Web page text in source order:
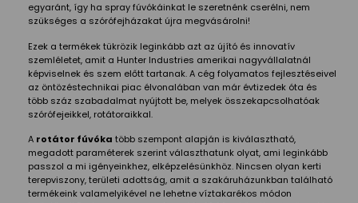
egyaránt, így ha spray fúvókáinkat le szeretnénk cserélni, nem
szükséges a szórófejházakat újra megvásárolni!
Ezek a termékek tükrözik leginkább azt az újító és innovatív
szemléletet, amit a Hunter Industries amerikai nagyvállalatnál
képviselnek és szem előtt tartanak. A cég folyamatos fejlesztéseivel
az öntözéstechnikai piac élvonalában van már évtizedek óta és
több száz szabadalmat nyújtott be, melyek összekapcsolhatóak
szórófejeikkel, rotátoraikkal.
A rotátor fúvóka több szempont alapján is kiválasztható,
megadott paraméterek szerint választhatunk olyat, ami leginkább
passzol a mi igényeinkhez, elképzelésünkhöz. Nincsen olyan kerti
terepviszony, területi adottság, amit a szakáruházunkban található
termékeink valamelyikével ne lehetne víztakarékos módon